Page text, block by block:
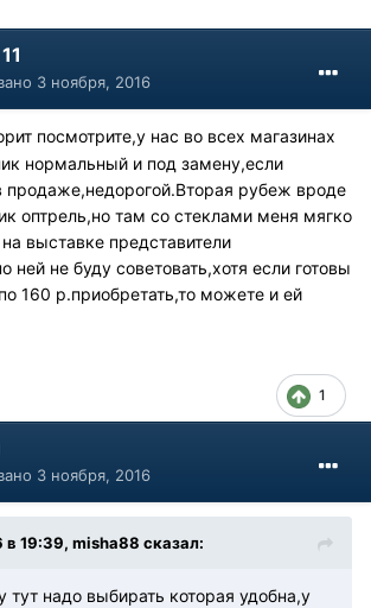
3 ноября, 2016
посмотрите,у нас во всех магазинах
нормальный и под замену,если
продаже,недорогой.Вторая рубеж вроде
оптрель,но там со стеклами меня мягко
выставке представители
ней не буду советовать,хотя если готовы
160 р.приобретать,то можете и ей
1
3 ноября, 2016
в 19:39, misha88 сказал:
тут надо выбирать которая удобна,у